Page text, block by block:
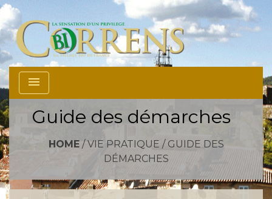
menu
Guide des démarches
HOME/VIE PRATIQUE / GUIDE DES
DÉMARCHES